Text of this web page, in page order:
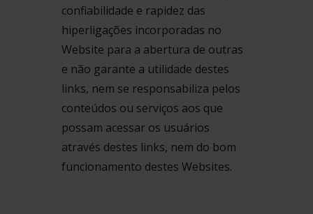
confiabilidade e rapidez das
hiperligações incorporadas no
Website para a abertura de outras
e não garante a utilidade destes
links, nem se responsabiliza pelos
conteúdos ou serviços aos que
possam acessar os usuários
através destes links, nem do bom
funcionamento destes Websites.